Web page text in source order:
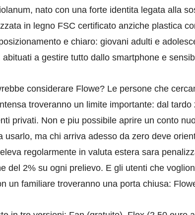
nato con una forte identita legata alla
in legno FSC certificato anziche plastica
e chiaro: giovani adulti e
abituati a gestire tutto dallo smartphone e
considerare Flowe? Le persone che
troveranno un limite importante: dal
privati. Non e piu possibile aprire un conto
usarlo, ma chi arriva adesso da zero deve
regolarmente in valuta estera sara
del 2% su ogni prelievo. E gli utenti che
un familiare troveranno una porta chiusa: